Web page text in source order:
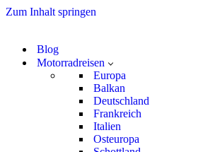
Zum Inhalt springen
Blog
Motorradreisen
Europa
Balkan
Deutschland
Frankreich
Italien
Osteuropa